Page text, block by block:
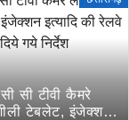
सी टीवी कैमरे
टेबलेट, इंजेक्शन